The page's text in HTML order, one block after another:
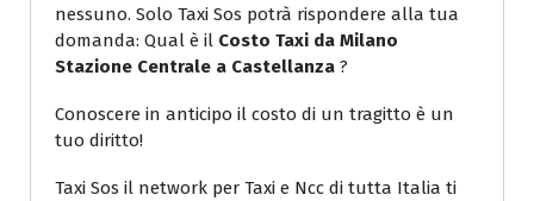
nessuno. Solo Taxi Sos potrà rispondere alla tua
domanda: Qual è il Costo Taxi da Milano
Stazione Centrale a Castellanza ?
Conoscere in anticipo il costo di un tragitto è un
tuo diritto!
Taxi Sos il network per Taxi e Ncc di tutta Italia ti